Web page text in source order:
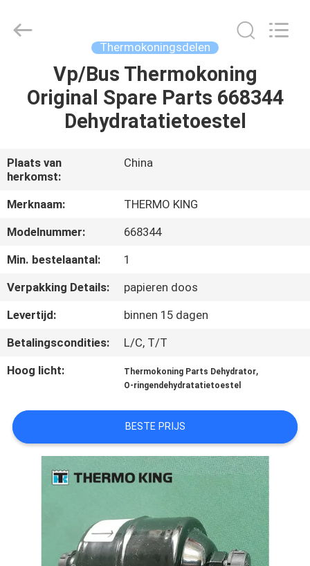
THUIS
PRODUCTEN
OVER
ONS
FABRIEKSTOCHT
NEEM
CONTACT
MET
OP
NIEUWS
SITEMAP
LIMITED.
Thermokoningsdelen
Vp/Bus Thermokoning
Original Spare Parts 668344
Dehydratatietoestel
Plaats van
herkomst:
China
Merknaam:
THERMO KING
Modelnummer:
668344
Min. bestelaantal:
1
Verpakking Details:
papieren doos
Levertijd:
binnen 15 dagen
Betalingscondities:
L/C, T/T
Hoog licht:
Thermokoning Parts Dehydrator,
O-ringendehydratatietoestel
BESTE PRIJS